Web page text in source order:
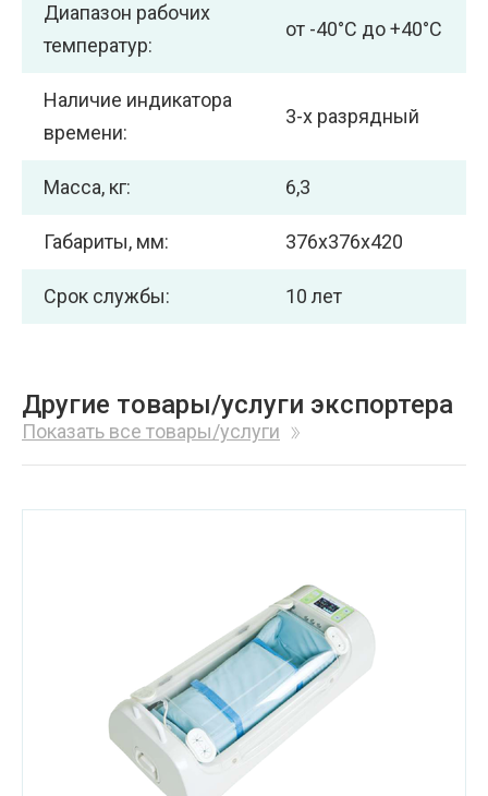
Диапазон рабочих
температур:
от -40°С до +40°С
Наличие индикатора
времени:
3-х разрядный
Масса, кг: 6,3
Габариты, мм: 376х376х420
Срок службы: 10 лет
Другие товары/услуги экспортера
Показать все товары/услуги